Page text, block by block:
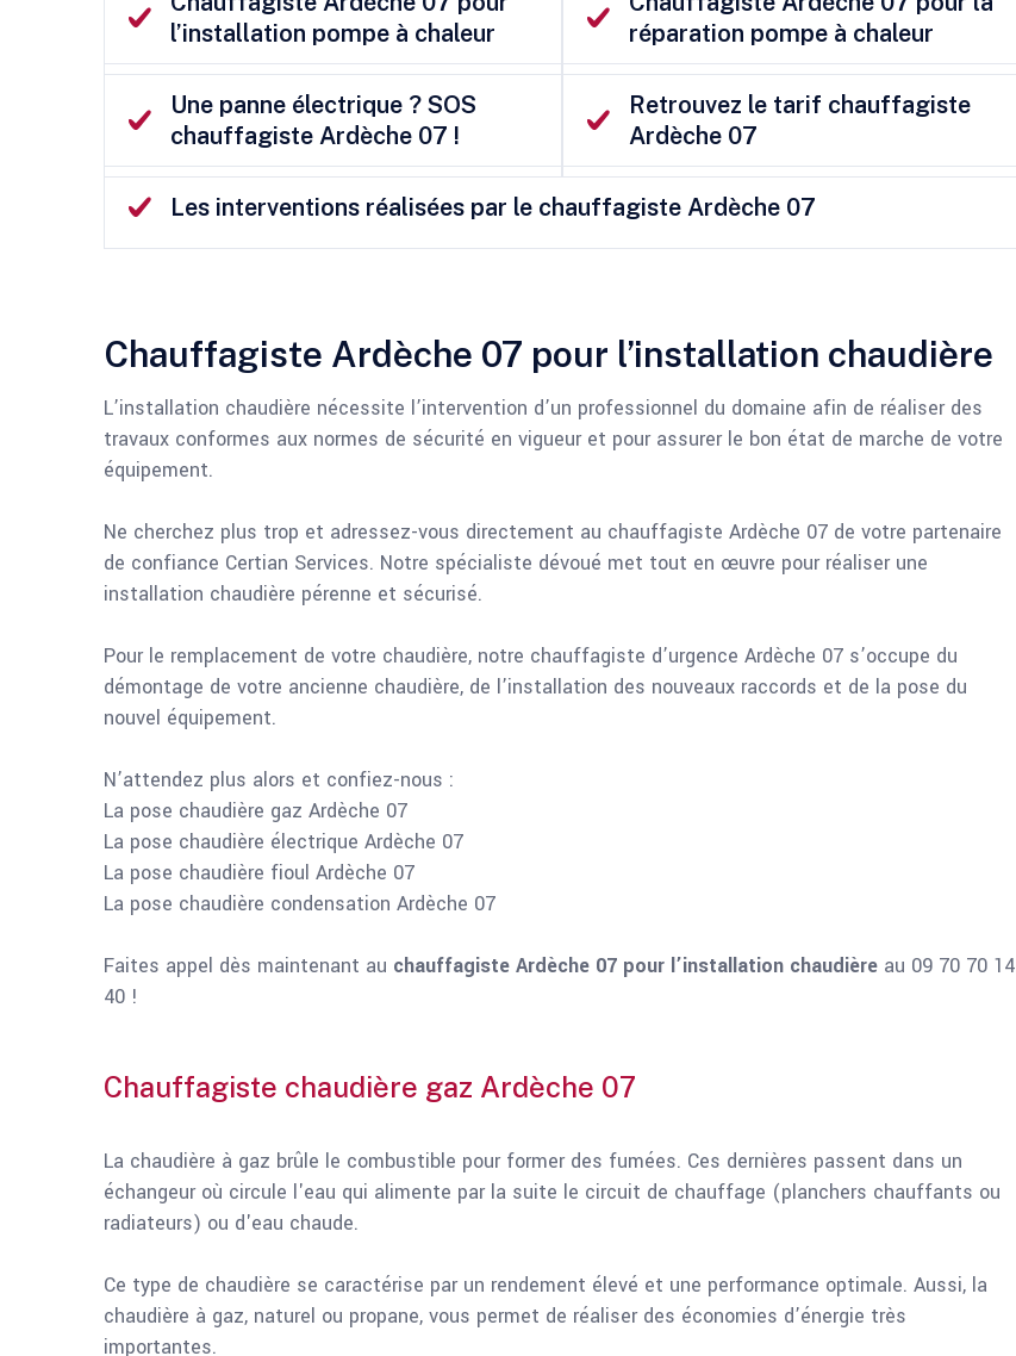
l’installation pompe à chaleur
réparation pompe à chaleur
Une panne électrique ? SOS
chauffagiste Ardèche 07 !
Retrouvez le tarif chauffagiste
Ardèche 07
Les interventions réalisées par le chauffagiste Ardèche 07
Chauffagiste Ardèche 07 pour l’installation chaudière
L’installation chaudière nécessite l’intervention d’un professionnel du domaine afin de réaliser des
travaux conformes aux normes de sécurité en vigueur et pour assurer le bon état de marche de votre
équipement.
Ne cherchez plus trop et adressez-vous directement au chauffagiste Ardèche 07 de votre partenaire
de confiance Certian Services. Notre spécialiste dévoué met tout en œuvre pour réaliser une
installation chaudière pérenne et sécurisé.
Pour le remplacement de votre chaudière, notre chauffagiste d’urgence Ardèche 07 s’occupe du
démontage de votre ancienne chaudière, de l’installation des nouveaux raccords et de la pose du
nouvel équipement.
N’attendez plus alors et confiez-nous :
La pose chaudière gaz Ardèche 07
La pose chaudière électrique Ardèche 07
La pose chaudière fioul Ardèche 07
La pose chaudière condensation Ardèche 07
Faites appel dès maintenant au chauffagiste Ardèche 07 pour l’installation chaudière au 09 70 70 14
40 !
Chauffagiste chaudière gaz Ardèche 07
La chaudière à gaz brûle le combustible pour former des fumées. Ces dernières passent dans un
échangeur où circule l'eau qui alimente par la suite le circuit de chauffage (planchers chauffants ou
radiateurs) ou d'eau chaude.
Ce type de chaudière se caractérise par un rendement élevé et une performance optimale. Aussi, la
chaudière à gaz, naturel ou propane, vous permet de réaliser des économies d’énergie très
importantes.